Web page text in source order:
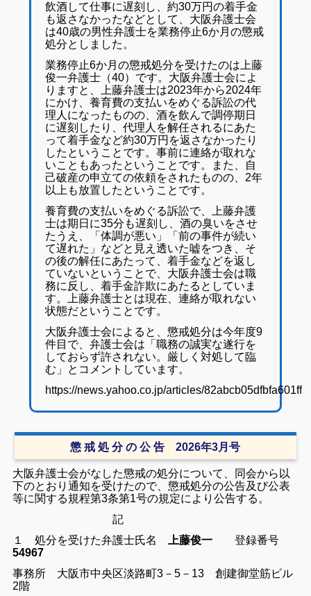
飲酒して仕事に遅刻し、約30万円の着手金
も返さなかったなどとして、大阪弁護士会
は40歳の男性弁護士を業務停止6か月の懲戒
処分としました。
業務停止6か月の懲戒処分を受けたのは上藤
俊一弁護士（40）です。大阪弁護士会によ
りますと、上藤弁護士は2023年から2024年
にかけ、養育費の支払いをめぐる訴訟の代
理人になったものの、酒を飲んで調停期日
に遅刻したり、代理人を解任されるにあた
って着手金など約30万円を返さなかったり
したということです。事前に連絡が取れな
いこともあったということです。また、自
己破産の申立ての依頼をされたものの、2年
以上も放置したということです。
養育費の支払いをめぐる訴訟で、上藤弁護
士は期日に35分も遅刻し、酒の臭いをさせ
たうえ、「体調が悪い」「前の事件が続い
て遅れた」などと見え透いた嘘をつき、そ
の後の解任にあたって、着手金などを返し
ていないということで、大阪弁護士会は職
務に反し、着手金詐欺にあたるとしていま
す。上藤弁護士とは現在、連絡が取れない
状態だということです。
大阪弁護士会によると、懲戒処分は今年度9
件目で、弁護士会は「職務の誠実な遂行を
しておらず許されない。厳しく対処して臨
む」とコメントしています。
https://news.yahoo.co.jp/articles/
懲 戒 処 分 の 公 告 2026年3月号
大阪弁護士会がなした懲戒の処分について、同会から以
下のとおり通知を受けたので、懲戒処分の公告及び公表
等に関する規程第3条第1号の規定により公告する。
記
１ 処分を受けた弁護士氏名
上藤俊一登録番号
54967
事務所 大阪市中央区淡路町3－5－13 創建御堂筋ビル
2階